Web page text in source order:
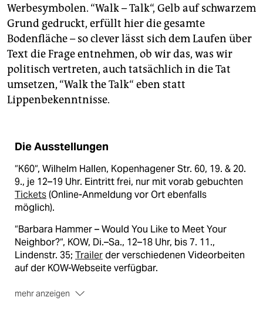
Werbesymbolen. “Walk – Talk“, Gelb auf schwarzem
Grund gedruckt, erfüllt hier die gesamte
Bodenfläche – so clever lässt sich dem Laufen über
Text die Frage entnehmen, ob wir das, was wir
politisch vertreten, auch tatsächlich in die Tat
umsetzen, “Walk the Talk“ eben statt
Lippenbekenntnisse.
Die Ausstellungen
“K60“, Wilhelm Hallen, Kopenhagener Str. 60, 19. & 20.
9., je 12–19 Uhr. Eintritt frei, nur mit vorab gebuchten
Tickets(Online-Anmeldung vor Ort ebenfalls
möglich).
“Barbara Hammer – Would You Like to Meet Your
Neighbor?“, KOW, Di.–Sa., 12–18 Uhr, bis 7. 11.,
Lindenstr. 35; Trailerder verschiedenen Videorbeiten
auf der KOW-Webseite verfügbar.
mehr anzeigen